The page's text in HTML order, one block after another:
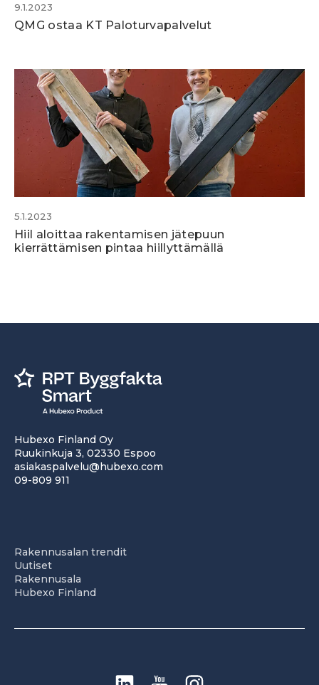
9.1.2023
QMG ostaa KT Paloturvapalvelut
5.1.2023
Hiil aloittaa rakentamisen jätepuun
kierrättämisen pintaa hiillyttämällä
Hubexo Finland Oy
Ruukinkuja 3, 02330 Espoo
asiakaspalvelu@hubexo.com
09-809 911
Rakennusalan trendit
Uutiset
Rakennusala
Hubexo Finland